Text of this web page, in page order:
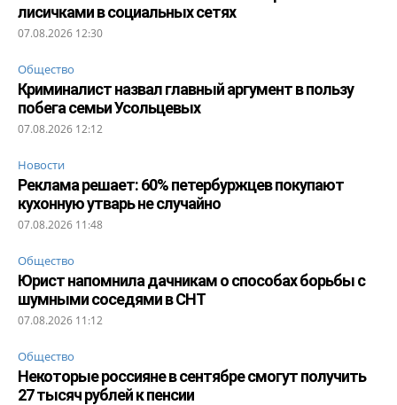
лисичками в социальных сетях
07.08.2026 12:30
Общество
Криминалист назвал главный аргумент в пользу
побега семьи Усольцевых
07.08.2026 12:12
Новости
Реклама решает: 60% петербуржцев покупают
кухонную утварь не случайно
07.08.2026 11:48
Общество
Юрист напомнила дачникам о способах борьбы с
шумными соседями в СНТ
07.08.2026 11:12
Общество
Некоторые россияне в сентябре смогут получить
27 тысяч рублей к пенсии